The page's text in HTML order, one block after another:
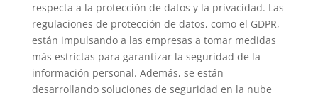
respecta a la protección de datos y la privacidad. Las
regulaciones de protección de datos, como el GDPR,
están impulsando a las empresas a tomar medidas
más estrictas para garantizar la seguridad de la
información personal. Además, se están
desarrollando soluciones de seguridad en la nube